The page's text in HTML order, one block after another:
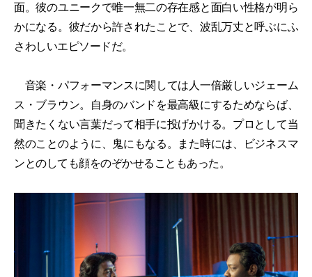
面。彼のユニークで唯一無二の存在感と面白い性格が明ら
かになる。彼だから許されたことで、波乱万丈と呼ぶにふ
さわしいエピソードだ。
音楽・パフォーマンスに関しては人一倍厳しいジェーム
ス・ブラウン。自身のバンドを最高級にするためならば、
聞きたくない言葉だって相手に投げかける。プロとして当
然のことのように、鬼にもなる。また時には、ビジネスマ
ンとのしても顔をのぞかせることもあった。